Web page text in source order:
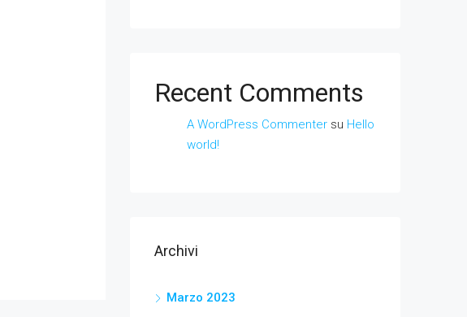
Recent Comments
A WordPress Commenter su Hello
world!
Archivi
Marzo 2023